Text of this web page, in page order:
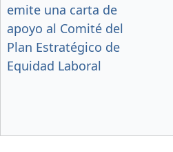
emite una carta de
apoyo al Comité del
Plan Estratégico de
Equidad Laboral